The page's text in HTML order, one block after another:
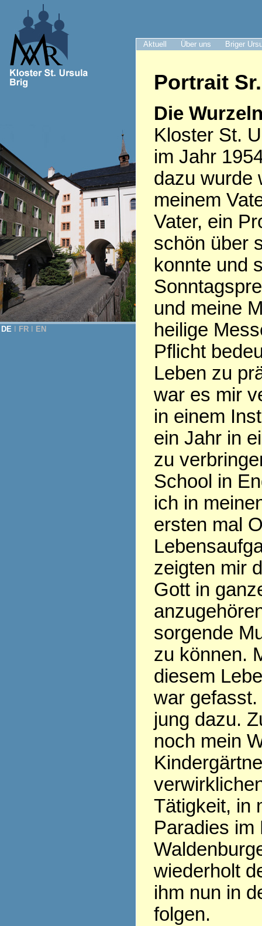
Aktuell Über uns Briger
DE FR EN
Portrait
Die
Kloster St.
im Jahr
dazu wurde
meinem
Vater, ein
schön über
konnte und
und meine
heilige
Pflicht
Leben zu
war es mir
in einem
ein Jahr in
zu
School in
ich in
ersten mal
zeigten mir
Gott in
sorgende
zu können.
diesem
war
jung dazu.
noch mein
Tätigkeit, in
Paradies im
wiederholt
ihm nun in
folgen.